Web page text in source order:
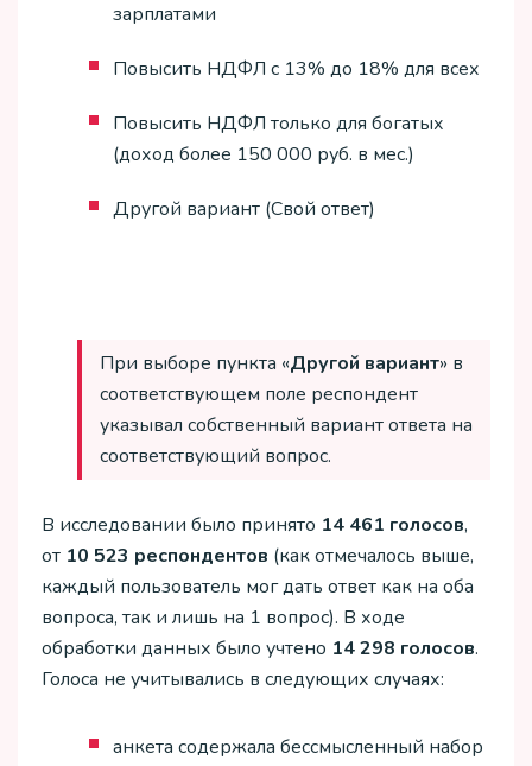
зарплатами
Повысить НДФЛ с 13% до 18% для всех
Повысить НДФЛ только для богатых
(доход более 150 000 руб. в мес.)
Другой вариант (Свой ответ)
При выборе пункта «Другой вариант» в
соответствующем поле респондент
указывал собственный вариант ответа на
соответствующий вопрос.
В исследовании было принято 14 461 голосов,
от 10 523 респондентов (как отмечалось выше,
каждый пользователь мог дать ответ как на оба
вопроса, так и лишь на 1 вопрос). В ходе
обработки данных было учтено 14 298 голосов.
Голоса не учитывались в следующих случаях:
анкета содержала бессмысленный набор